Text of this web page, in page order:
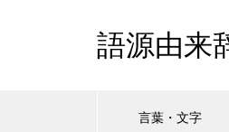
語源由来
言葉・文字